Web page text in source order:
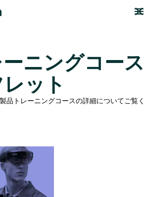
ニングコース
ット
品トレーニングコースの詳細についてご覧く